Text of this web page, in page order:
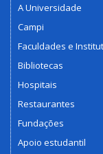
A Universidade
Campi
Faculdades e
Bibliotecas
Hospitais
Restaurantes
Fundações
Apoio estudantil